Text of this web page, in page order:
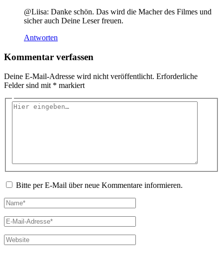
@Liisa: Danke schön. Das wird die Macher des Filmes und
sicher auch Deine Leser freuen.
Antworten
Kommentar verfassen
Deine E-Mail-Adresse wird nicht veröffentlicht. Erforderliche
Felder sind mit * markiert
Hier
Bitte per E-Mail über neue Kommentare informieren.
Name*
E-
Mail-
Adresse*
Website